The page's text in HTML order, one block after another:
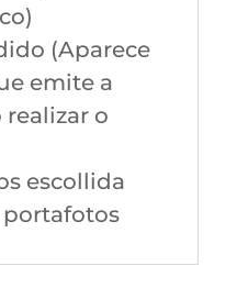
(Aparece
emite a
o
escollida